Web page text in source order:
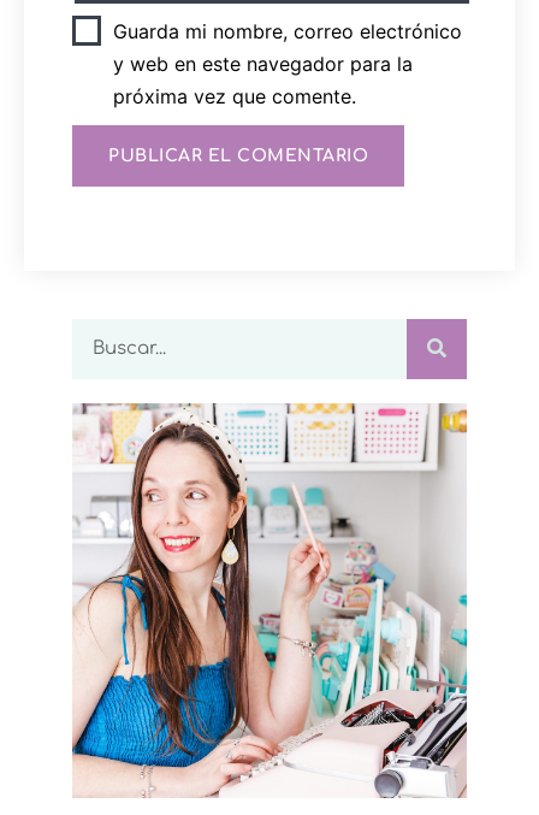
Guarda mi nombre, correo electrónico
y web en este navegador para la
próxima vez que comente.